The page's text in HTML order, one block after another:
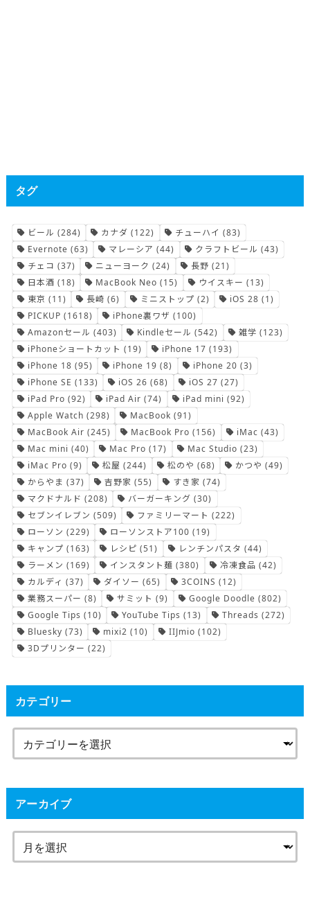
タグ
ビール (284) カナダ (122) チューハイ (83)
Evernote (63) マレーシア (44) クラフトビール (43)
チェコ (37) ニューヨーク (24) 長野 (21)
日本酒 (18) MacBook Neo (15) ウイスキー (13)
東京 (11) 長崎 (6) ミニストップ (2) iOS 28 (1)
PICKUP (1618) iPhone裏ワザ (100)
Amazonセール (403) Kindleセール (542) 雑学 (123)
iPhoneショートカット (19) iPhone 17 (193)
iPhone 18 (95) iPhone 19 (8) iPhone 20 (3)
iPhone SE (133) iOS 26 (68) iOS 27 (27)
iPad Pro (92) iPad Air (74) iPad mini (92)
Apple Watch (298) MacBook (91)
MacBook Air (245) MacBook Pro (156) iMac (43)
Mac mini (40) Mac Pro (17) Mac Studio (23)
iMac Pro (9) 松屋 (244) 松のや (68) かつや (49)
からやま (37) 吉野家 (55) すき家 (74)
マクドナルド (208) バーガーキング (30)
セブンイレブン (509) ファミリーマート (222)
ローソン (229) ローソンストア100 (19)
キャンプ (163) レシピ (51) レンチンパスタ (44)
ラーメン (169) インスタント麺 (380) 冷凍食品 (42)
カルディ (37) ダイソー (65) 3COINS (12)
業務スーパー (8) サミット (9) Google Doodle (802)
Google Tips (10) YouTube Tips (13) Threads (272)
Bluesky (73) mixi2 (10) IIJmio (102)
3Dプリンター (22)
カテゴリー
アーカイブ